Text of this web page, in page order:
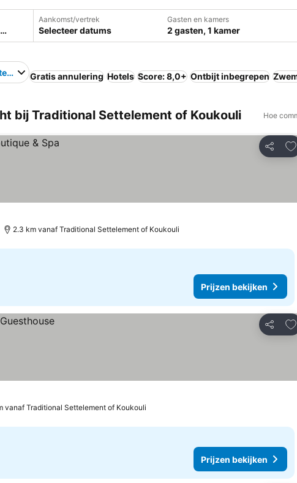
Aankomst/vertrek
Selecteer datums
Gasten en kamers
2 gasten, 1 kamer
of Koukouli
Gratis annulering Hotels Score: 8,0+ Ontbijt inbegrepen
bij Traditional Settelement of Koukouli Hoe
Delen
2.3 km vanaf Traditional Settelement of Koukouli
Prijzen bekijken
Delen
vanaf Traditional Settelement of Koukouli
Prijzen bekijken